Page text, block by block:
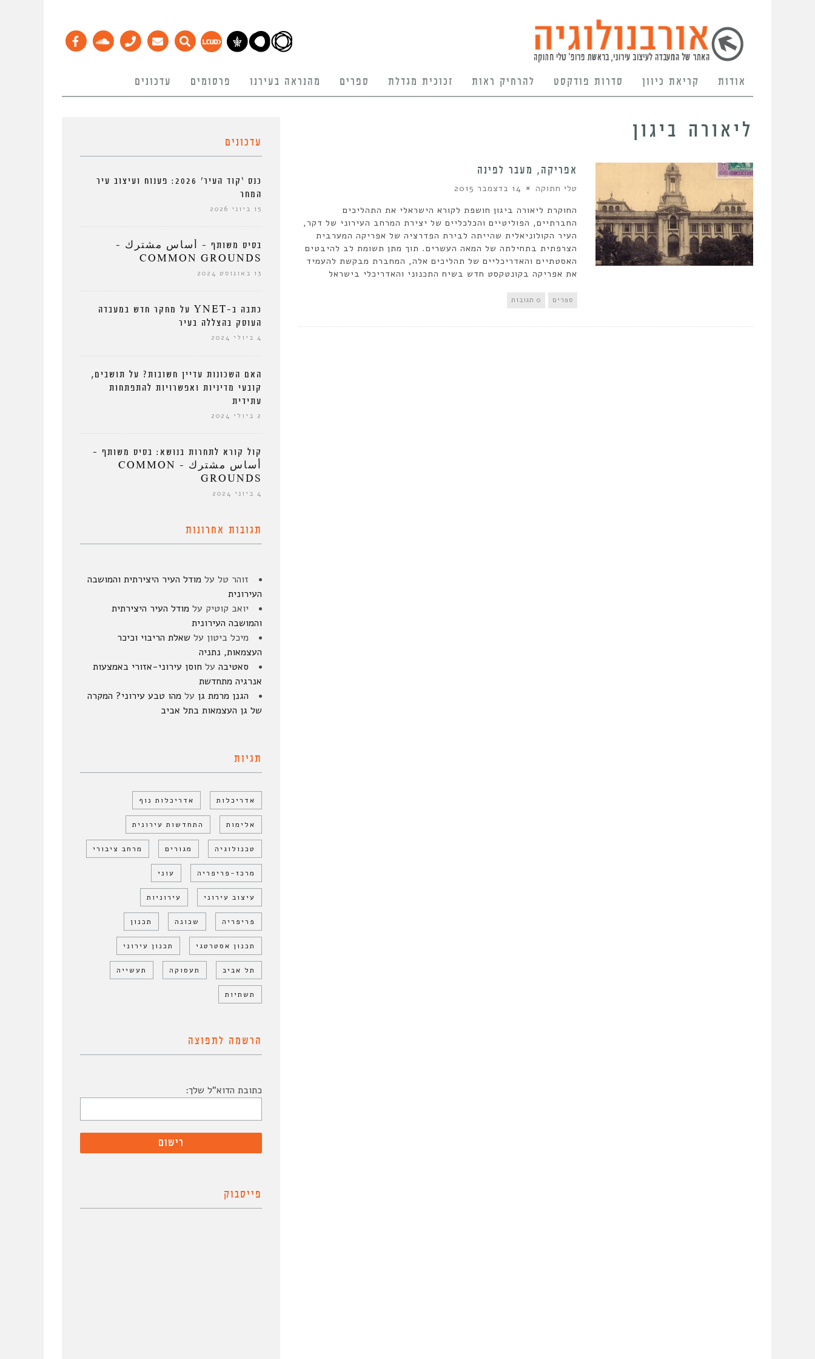
אודות קריאת כיוון סדרות פודקסט להרחיק ראות זכוכית מגדלת ספרים מהנראה בעירנו פרסומים עדכונים
ליאורה ביגון
אפריקה, מעבר לפינה
טלי חתוקה 14 בדצמבר 2015
החוקרת ליאורה ביגון חושפת לקורא הישראלי את התהליכים
החברתיים, הפוליטיים והכלכליים של יצירת המרחב העירוני של דקר,
העיר הקולוניאלית שהייתה לבירת הפדרציה של אפריקה המערבית
הצרפתית בתחילתה של המאה העשרים. תוך מתן תשומת לב להיבטים
האסטתיים והאדריכליים של תהליכים אלה, המחברת מבקשת להעמיד
את אפריקה בקונטקסט חדש בשיח התכנוני והאדריכלי בישראל
ספרים 0 תגובות
עדכונים
כנס ‘קוד העיר’ 2026: פענוח ועיצוב עיר
המחר
15 ביוני 2026
בסיס משותף – أساس مشترك –
COMMON GROUNDS
13 באוגוסט 2024
כתבה ב-YNET על מחקר חדש במעבדה
העוסק בהצללה בעיר
4 ביולי 2024
האם השכונות עדיין חשובות? על תושבים,
קובעי מדיניות ואפשרויות להתפתחות
עתידית
2 ביולי 2024
קול קורא לתחרות בנושא: בסיס משותף –
أساس مشترك – COMMON
GROUNDS
4 ביוני 2024
תגובות אחרונות
זוהר טל על מודל העיר היצירתית והמושבה
העירונית
יואב קוטיק על מודל העיר היצירתית
והמושבה העירונית
מיכל ביטון על שאלת הריבוי וכיכר
העצמאות, נתניה
סאטיבה על חוסן עירוני-אזורי באמצעות
אנרגיה מתחדשת
הגנן מרמת גן על מהו טבע עירוני? המקרה
של גן העצמאות בתל אביב
תגיות
אדריכלות אדריכלות נוף
אלימות התחדשות עירונית
טכנולוגיה מגורים מרחב ציבורי
מרכז-פריפריה עוני
עיצוב עירוני עירוניות
פריפריה שכונה תכנון
תכנון אסטרטגי תכנון עירוני
תל אביב תעסוקה תעשייה
תשתיות
הרשמה לתפוצה
כתובת הדוא"ל שלך:
פייסבוק